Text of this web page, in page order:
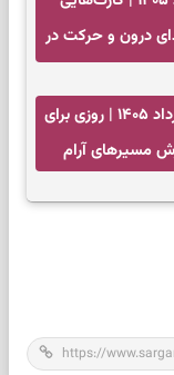
درون و حرکت در
فال سرنوشت امروز جمعه ۱۶ مرداد ۱۴۰۵ | روزی برای
مسیرهای آرام